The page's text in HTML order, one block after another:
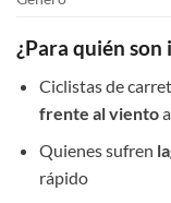
¿Para quién son
Ciclistas de
frente al viento
Quienes sufren
rápido